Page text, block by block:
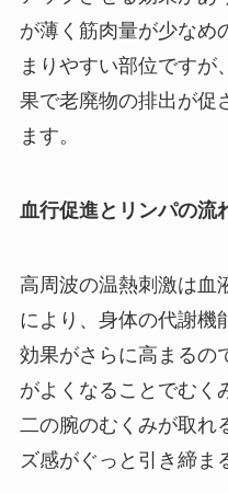
が薄く筋肉量が少なめ
まりやすい部位ですが
果で老廃物の排出が促
ます。
血行促進とリンパの流
高周波の温熱刺激は血
により、身体の代謝機
効果がさらに高まるの
がよくなることでむく
二の腕のむくみが取れ
ズ感がぐっと引き締ま